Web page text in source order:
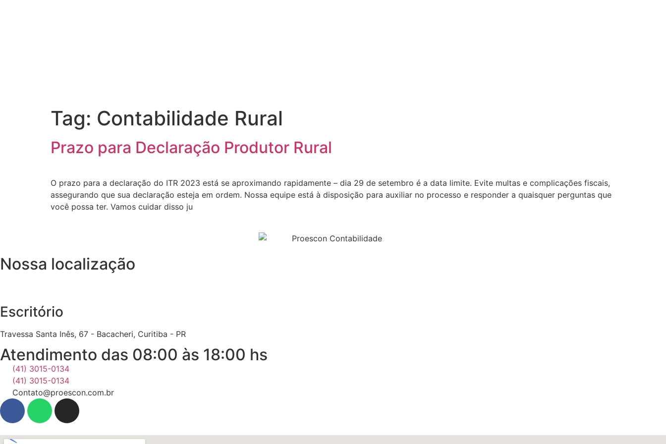
Tag: Contabilidade Rural
Prazo para Declaração Produtor Rural
O prazo para a declaração do ITR 2023 está se aproximando rapidamente – dia 29 de setembro é a data limite. Evite multas e complicações fiscais,
assegurando que sua declaração esteja em ordem. Nossa equipe está à disposição para auxiliar no processo e responder a quaisquer perguntas que
você possa ter. Vamos cuidar disso ju
Nossa localização
Escritório
Travessa Santa Inês, 67 - Bacacheri, Curitiba - PR
Atendimento das 08:00 às 18:00 hs
(41) 3015-0134
(41) 3015-0134
Contato@proescon.com.br